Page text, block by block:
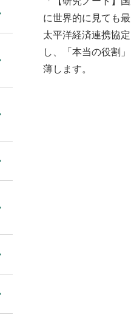
に世界的に見ても
太平洋経済連携協
し、「本当の役割
薄します。